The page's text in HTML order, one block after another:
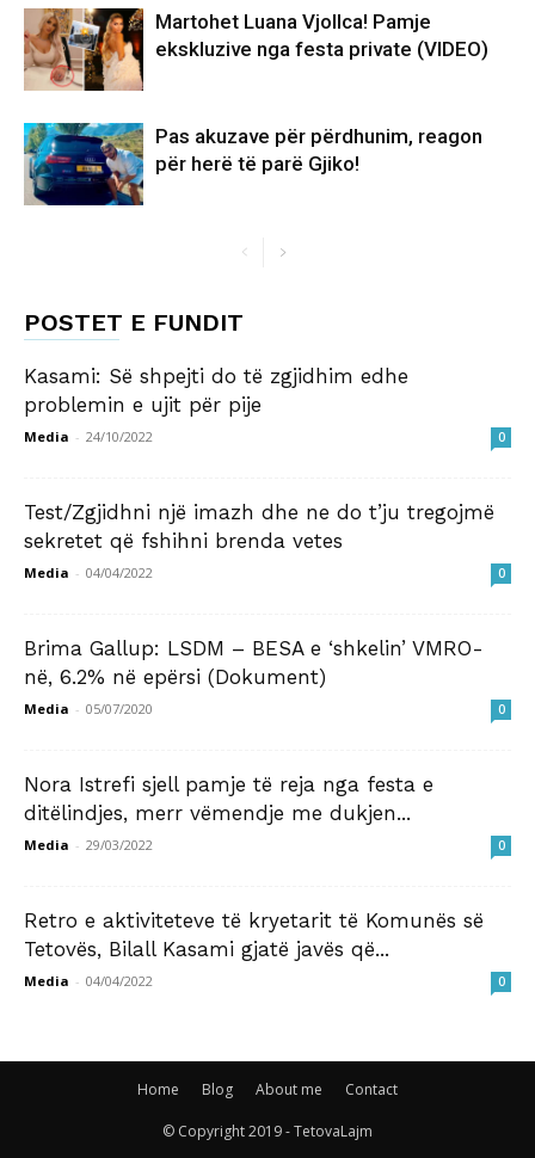
Martohet Luana Vjollca! Pamje
ekskluzive nga festa private (VIDEO)
Pas akuzave për përdhunim, reagon
për herë të parë Gjiko!
POSTET E FUNDIT
Kasami: Së shpejti do të zgjidhim edhe
problemin e ujit për pije
Media - 24/10/2022 0
Test/Zgjidhni një imazh dhe ne do t’ju tregojmë
sekretet që fshihni brenda vetes
Media - 04/04/2022 0
Brima Gallup: LSDM – BESA e ‘shkelin’ VMRO-
në, 6.2% në epërsi (Dokument)
Media - 05/07/2020 0
Nora Istrefi sjell pamje të reja nga festa e
ditëlindjes, merr vëmendje me dukjen...
Media - 29/03/2022 0
Retro e aktiviteteve të kryetarit të Komunës së
Tetovës, Bilall Kasami gjatë javës që...
Media - 04/04/2022 0
Home Blog About me Contact
© Copyright 2019 - TetovaLajm